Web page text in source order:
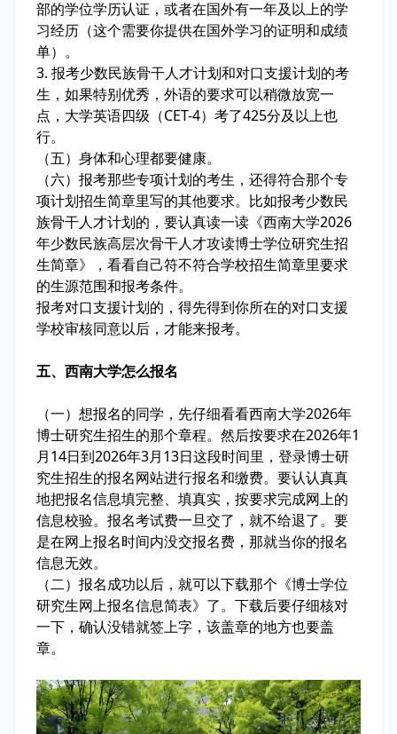
部的学位学历认证，或者在国外有一年及以上的学
习经历（这个需要你提供在国外学习的证明和成绩
单）。
3. 报考少数民族骨干人才计划和对口支援计划的考
生，如果特别优秀，外语的要求可以稍微放宽一
点，大学英语四级（CET-4）考了425分及以上也
行。
（五）身体和心理都要健康。
（六）报考那些专项计划的考生，还得符合那个专
项计划招生简章里写的其他要求。比如报考少数民
族骨干人才计划的，要认真读一读《西南大学2026
年少数民族高层次骨干人才攻读博士学位研究生招
生简章》，看看自己符不符合学校招生简章里要求
的生源范围和报考条件。
报考对口支援计划的，得先得到你所在的对口支援
学校审核同意以后，才能来报考。
五、西南大学怎么报名
（一）想报名的同学，先仔细看看西南大学2026年
博士研究生招生的那个章程。然后按要求在2026年1
月14日到2026年3月13日这段时间里，登录博士研
究生招生的报名网站进行报名和缴费。要认认真真
地把报名信息填完整、填真实，按要求完成网上的
信息校验。报名考试费一旦交了，就不给退了。要
是在网上报名时间内没交报名费，那就当你的报名
信息无效。
（二）报名成功以后，就可以下载那个《博士学位
研究生网上报名信息简表》了。下载后要仔细核对
一下，确认没错就签上字，该盖章的地方也要盖
章。